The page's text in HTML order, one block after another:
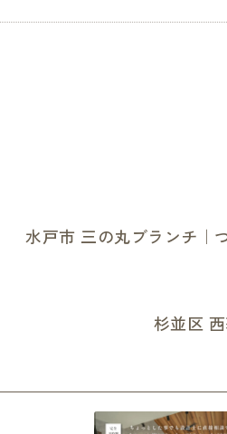
水戸市 三の丸ブランチ｜
杉並区